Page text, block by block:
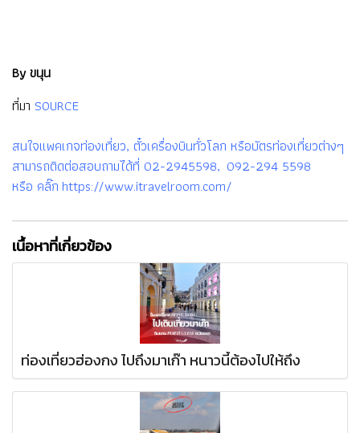
By ขนุน
ที่มา SOURCE
สนใจแพคเกจท่องเที่ยว, ตั๋วเครื่องบินทั่วโลก หรือบัตรท่องเที่ยวต่างๆ
สามารถติดต่อสอบถามได้ที่ 02-2945598, 092-294 5598
หรือ คลิ๊ก https://www.itravelroom.com/
เนื้อหาที่เกี่ยวข้อง
ท่องเที่ยวฮ่องกง ไปถึงมาเก๊า หนาวนี้ต้องไปให้ถึง